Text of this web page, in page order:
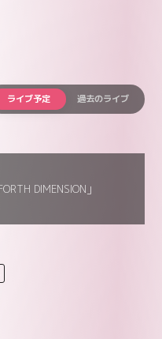
ライブ予定 過去のライブ
DIMENSION」